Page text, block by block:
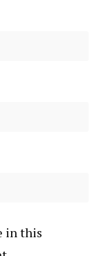
in this